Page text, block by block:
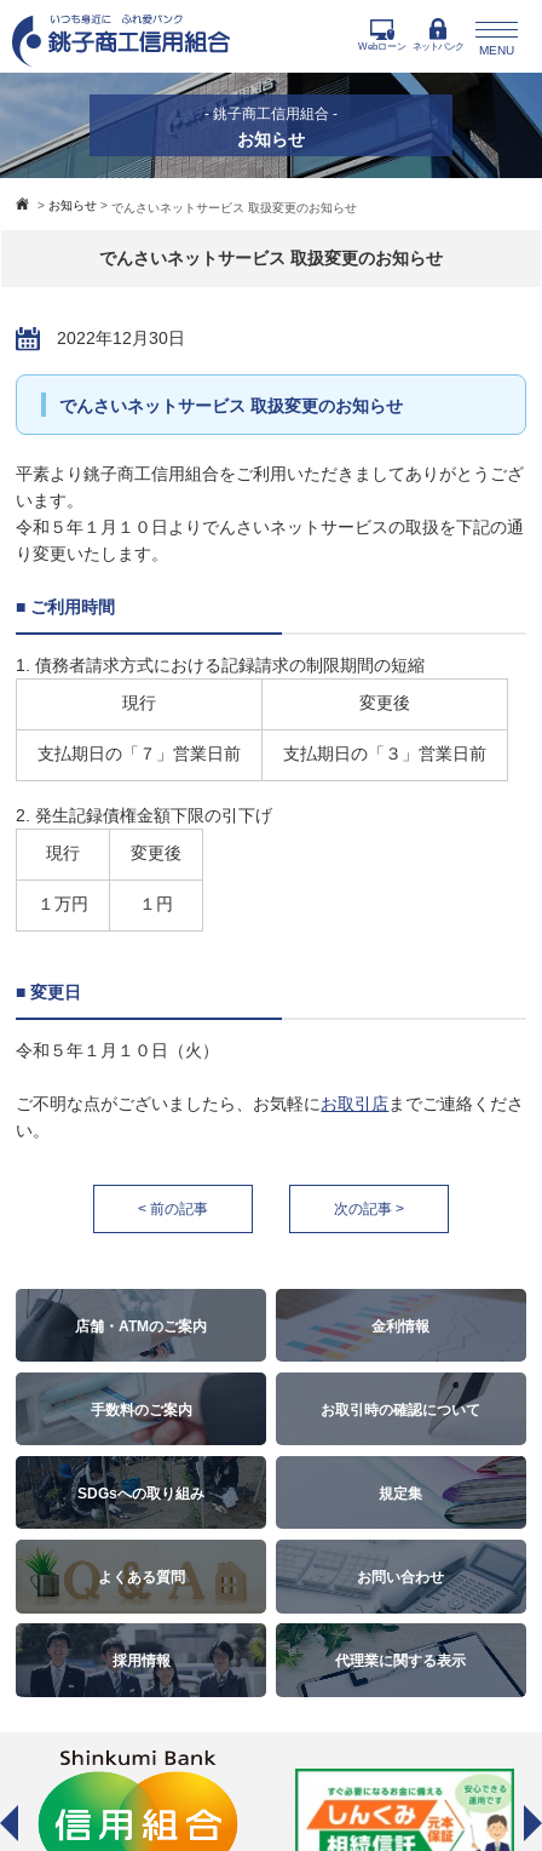
MENU
Webローン ネットバンク
- 銚子商工信用組合 -
お知らせ
> お知らせ >でんさいネットサービス 取扱変更のお知らせ
でんさいネットサービス 取扱変更のお知らせ
2022年12月30日
でんさいネットサービス 取扱変更のお知らせ
平素より銚子商工信用組合をご利用いただきましてありがとうござ
います。
令和５年１月１０日よりでんさいネットサービスの取扱を下記の通
り変更いたします。
■ ご利用時間
1. 債務者請求方式における記録請求の制限期間の短縮
現行
変更後
支払期日の「７」営業日前 支払期日の「３」営業日前
2. 発生記録債権金額下限の引下げ
現行
変更後
１万円 １円
■ 変更日
令和５年１月１０日（火）
ご不明な点がございましたら、お気軽にお取引店までご連絡くださ
い。
< 前の記事 次の記事 >
店舗・ATMのご案内 金利情報
手数料のご案内 お取引時の確認について
SDGsへの取り組み 規定集
よくある質問 お問い合わせ
採用情報 代理業に関する表示